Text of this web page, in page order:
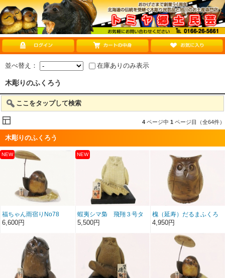
並べ替え： 在庫ありのみ表示
木彫りのふくろう
ここをタップして検索
4 ページ中 1 ページ目（全64件）
木彫りのふくろう
福ちゃん雨宿りNo78
6,600円
蝦夷シマ梟 飛翔３号タ
モ
5,500円
槐（延寿）だるまふくろ
う4.5号
4,950円